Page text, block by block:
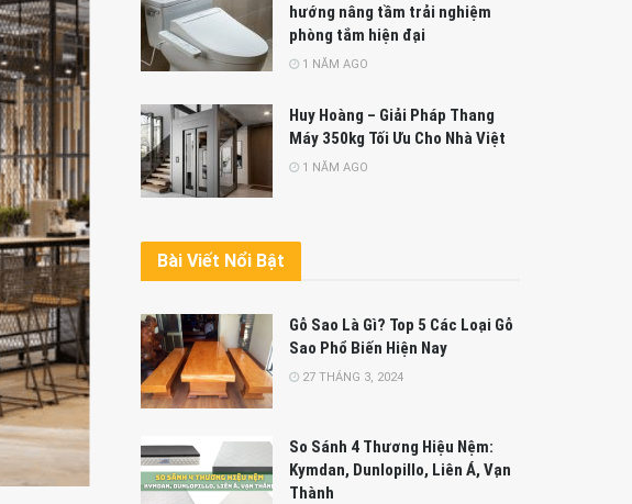
hướng nâng tầm trải nghiệm
phòng tắm hiện đại
1 NĂM AGO
Huy Hoàng – Giải Pháp Thang
Máy 350kg Tối Ưu Cho Nhà Việt
1 NĂM AGO
Bài Viết Nổi Bật
Gỗ Sao Là Gì? Top 5 Các Loại Gỗ
Sao Phổ Biến Hiện Nay
27 THÁNG 3, 2024
So Sánh 4 Thương Hiệu Nệm:
Kymdan, Dunlopillo, Liên Á, Vạn
Thành